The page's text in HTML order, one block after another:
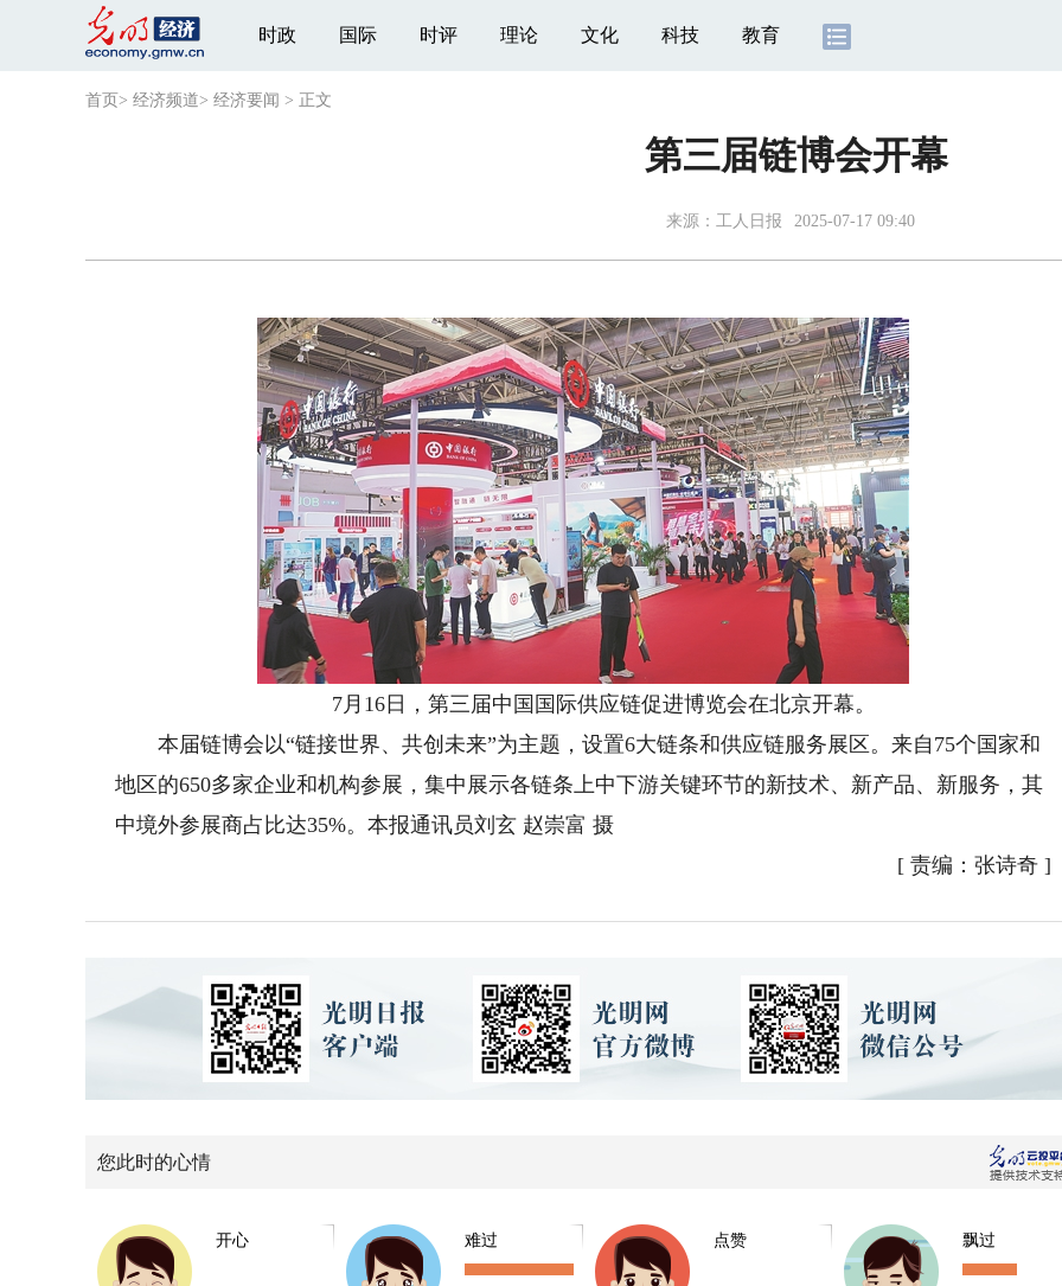
时政 国际 时评 理论 文化 科技 教育
首页 > 经济频道> 经济要闻 > 正文
第三届链博会开幕
来源： 工人日报 2025-07-17 09:40
7月16日，第三届中国国际供应链促进博览会在北京开幕。
本届链博会以“链接世界、共创未来”为主题，设置6大链条和供应链服务展区。来自75个国家和
地区的650多家企业和机构参展，集中展示各链条上中下游关键环节的新技术、新产品、新服务，其
中境外参展商占比达35%。本报通讯员刘玄 赵崇富 摄
[ 责编：张诗奇]
您此时的心情
开心 难过 点赞 飘过